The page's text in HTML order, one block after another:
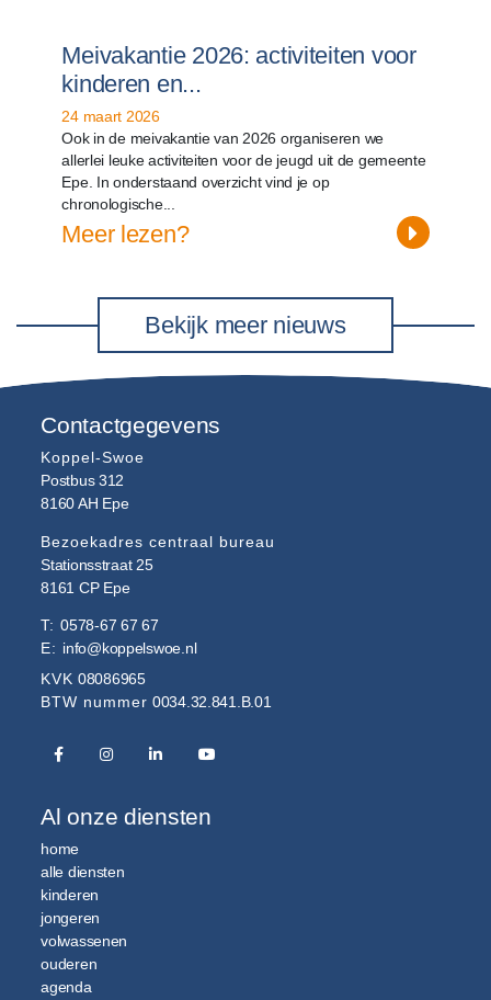
Meivakantie 2026: activiteiten voor
kinderen en...
24 maart 2026
Ook in de meivakantie van 2026 organiseren we
allerlei leuke activiteiten voor de jeugd uit de gemeente
Epe. In onderstaand overzicht vind je op
chronologische...
Meer lezen?
Bekijk meer nieuws
Contactgegevens
Koppel-Swoe
Postbus 312
8160 AH Epe
Bezoekadres centraal bureau
Stationsstraat 25
8161 CP Epe
T:0578-67 67 67
E: info@koppelswoe.nl
KVK 08086965
BTW nummer 0034.32.841.B.01
Al onze diensten
home
alle diensten
kinderen
jongeren
volwassenen
ouderen
agenda